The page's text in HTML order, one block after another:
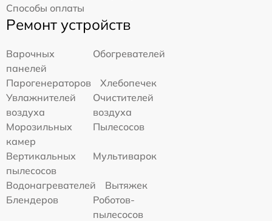
Способы оплаты
Ремонт устройств
Варочных
панелей
Обогревателей
Парогенераторов
Хлебопечек
Увлажнителей
воздуха
Очистителей
воздуха
Морозильных
камер
Пылесосов
Вертикальных
пылесосов
Мультиварок
Водонагревателей
Вытяжек
Блендеров
Роботов-
пылесосов